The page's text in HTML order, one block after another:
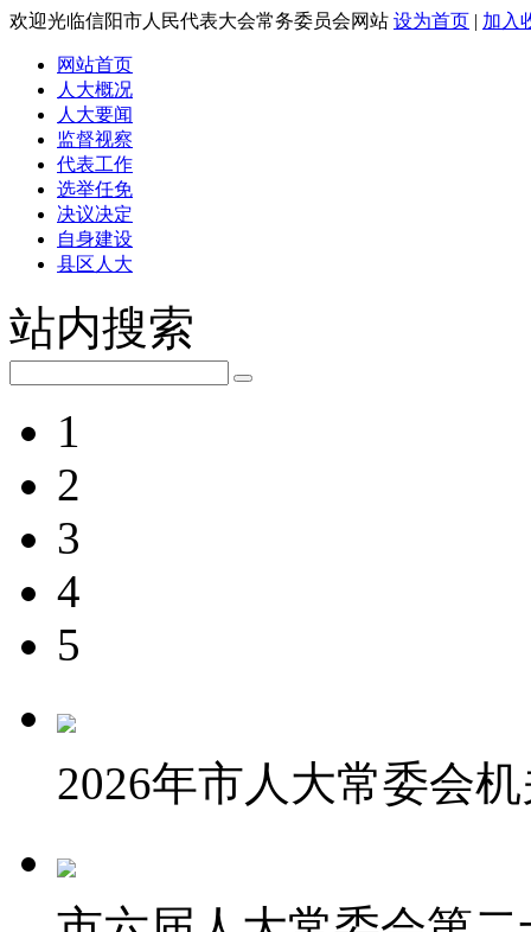
欢迎光临信阳市人民代表大会常务委员会网站 设为首页 | 加入
网站首页
人大概况
人大要闻
监督视察
代表工作
选举任免
决议决定
自身建设
县区人大
站内搜索
1
2
3
4
5
2026年市人大常委会